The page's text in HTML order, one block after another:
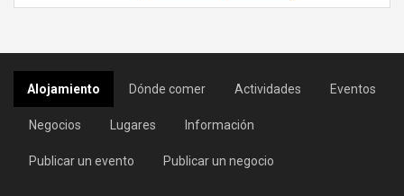
Alojamiento Dónde comer Actividades Eventos
Negocios Lugares Información
Publicar un evento Publicar un negocio